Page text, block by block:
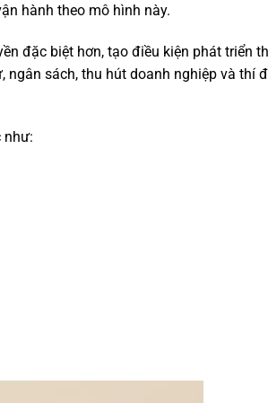
hành theo mô hình này.
đặc biệt hơn, tạo điều kiện phát triển
sách, thu hút doanh nghiệp và thí
như: